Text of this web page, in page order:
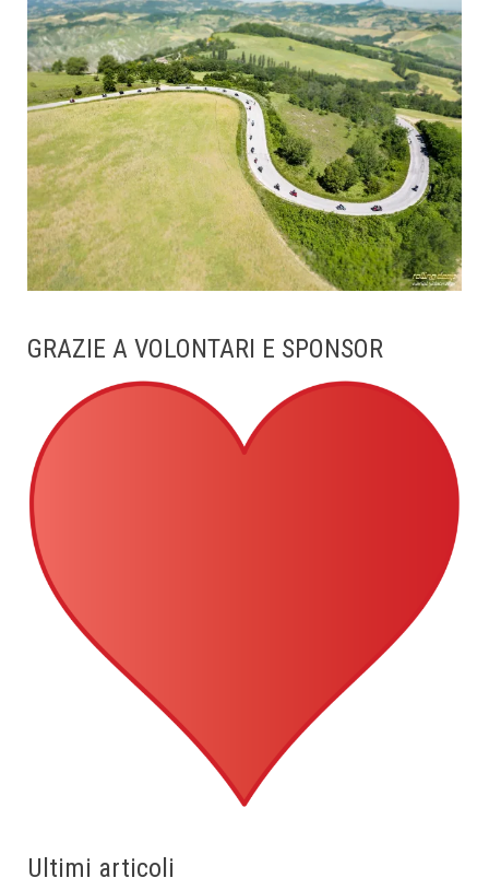
GRAZIE A VOLONTARI E SPONSOR
Ultimi articoli